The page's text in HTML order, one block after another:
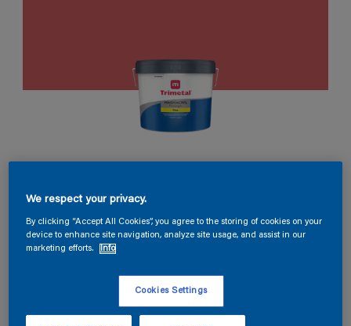
B5.38.49
We respect your privacy.
By clicking “Accept All Cookies”, you agree to the storing of cookies on your
device to enhance site navigation, analyze site usage, and assist in our
marketing efforts.
Info
Cookies Settings